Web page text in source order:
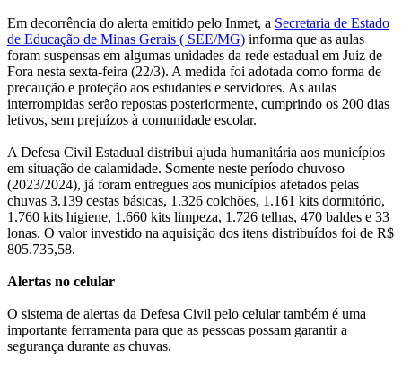
Em decorrência do alerta emitido pelo Inmet, a Secretaria de Estado
de Educação de Minas Gerais ( SEE/MG) informa que as aulas
foram suspensas em algumas unidades da rede estadual em Juiz de
Fora nesta sexta-feira (22/3). A medida foi adotada como forma de
precaução e proteção aos estudantes e servidores. As aulas
interrompidas serão repostas posteriormente, cumprindo os 200 dias
letivos, sem prejuízos à comunidade escolar.
A Defesa Civil Estadual distribui ajuda humanitária aos municípios
em situação de calamidade. Somente neste período chuvoso
(2023/2024), já foram entregues aos municípios afetados pelas
chuvas 3.139 cestas básicas, 1.326 colchões, 1.161 kits dormitório,
1.760 kits higiene, 1.660 kits limpeza, 1.726 telhas, 470 baldes e 33
lonas. O valor investido na aquisição dos itens distribuídos foi de R$
805.735,58.
Alertas no celular
O sistema de alertas da Defesa Civil pelo celular também é uma
importante ferramenta para que as pessoas possam garantir a
segurança durante as chuvas.